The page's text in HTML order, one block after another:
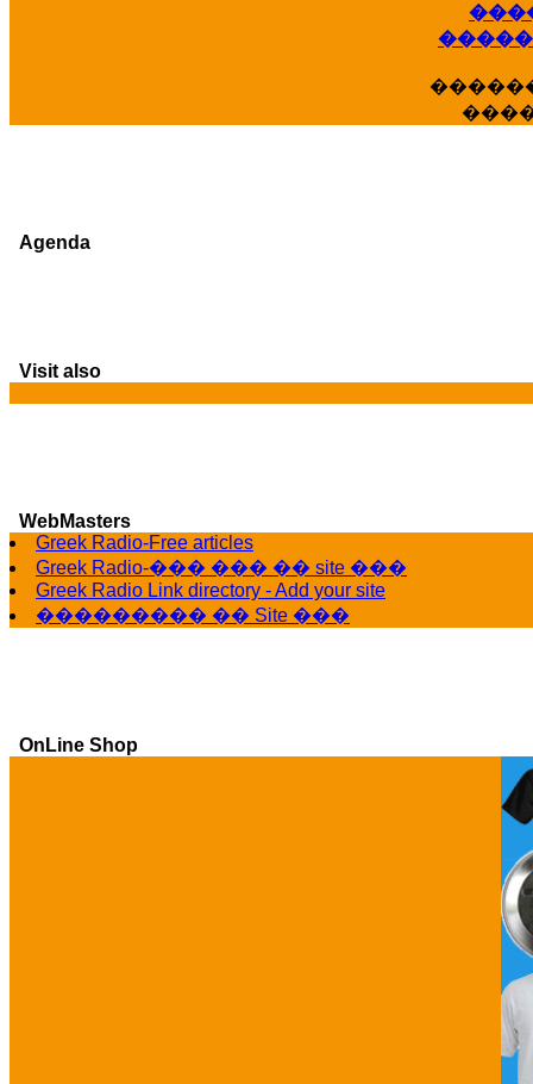
Agenda
Visit also
WebMasters
Greek Radio-Free articles
Greek Radio-��� ��� �� site ���
Greek Radio Link directory - Add your site
��������� �� Site ���
OnLine Shop